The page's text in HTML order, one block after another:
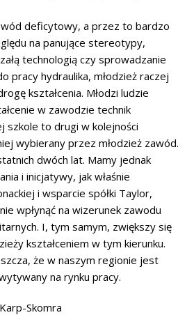
deficytowy, a przez to bardzo
na panujące stereotypy,
technologią czy sprowadzanie
pracy hydraulika, młodzież raczej
kształcenia. Młodzi ludzie
w zawodzie technik
szkole to drugi w kolejności
wybierany przez młodzież zawód.
dwóch lat. Mamy jednak
i inicjatywy, jak właśnie
i wsparcie spółki Taylor,
wpłynąć na wizerunek zawodu
I, tym samym, zwiększy się
kształceniem w tym kierunku.
że w naszym regionie jest
na rynku pracy.
Skomra